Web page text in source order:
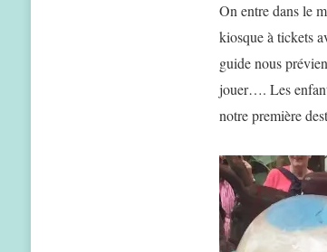
On entre dans le
kiosque à tickets
guide nous
jouer…. Les
notre première